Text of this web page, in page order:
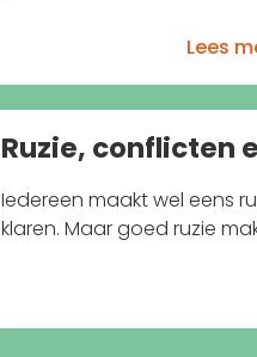
Lees
Ruzie, conflicten
Iedereen maakt wel eens
klaren. Maar goed ruzie